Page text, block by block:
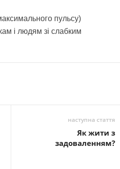
пульсу)
і людям зі слабким
наступна стаття
Як жити з
задоваленням?